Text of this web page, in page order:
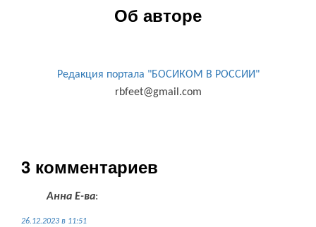
Об авторе
Редакция портала "БОСИКОМ В РОССИИ"
rbfeet@gmail.com
3 комментариев
Анна Е-ва:
26.12.2023 в 11:51